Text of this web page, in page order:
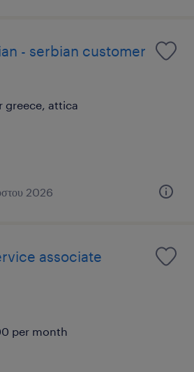
- serbian customer
greece, attica
2026
associate
per month